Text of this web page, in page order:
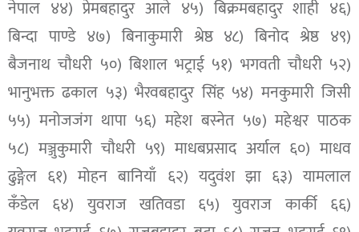
नेपाल ४४) प्रेमबहादुर आले ४५) बिक्रमबहादुर शाही ४६)
बिन्दा पाण्डे ४७) बिनाकुमारी श्रेष्ठ ४८) बिनोद श्रेष्ठ ४९)
बैजनाथ चौधरी ५०) बिशाल भट्राई ५१) भगवती चौधरी ५२)
भानुभक्त ढकाल ५३) भैरवबहादुर सिंह ५४) मनकुमारी जिसी
५५) मनोजजंग थापा ५६) महेश बस्नेत ५७) महेश्वर पाठक
५८) मञ्जुकुमारी चौधरी ५९) माधबप्रसाद अर्याल ६०) माधव
ढुङ्गेल ६१) मोहन बानियाँ ६२) यदुवंश झा ६३) यामलाल
कँडेल ६४) युवराज खतिवडा ६५) युवराज कार्की ६६)